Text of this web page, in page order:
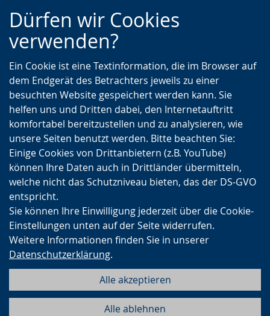
Zur
Hauptnavigation
Zur
Seitennavigation
Zum
Inhalt
Dürfen wir Cookies
verwenden?
Ein Cookie ist eine Textinformation, die im Browser auf
dem Endgerät des Betrachters jeweils zu einer
besuchten Website gespeichert werden kann. Sie
helfen uns und Dritten dabei, den Internetauftritt
komfortabel bereitzustellen und zu analysieren, wie
unsere Seiten benutzt werden. Bitte beachten Sie:
Einige Cookies von Drittanbietern (z.B. YouTube)
können Ihre Daten auch in Drittländer übermitteln,
welche nicht das Schutzniveau bieten, das der DS-GVO
entspricht.
Sie können Ihre Einwilligung jederzeit über die Cookie-
Einstellungen unten auf der Seite widerrufen.
Weitere Informationen finden Sie in unserer
Datenschutzerklärung.
Alle akzeptieren
Alle ablehnen